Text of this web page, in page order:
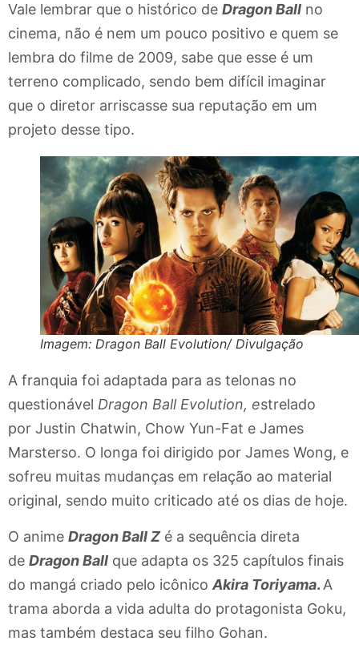
Vale lembrar que o histórico de Dragon Ball no
cinema, não é nem um pouco positivo e quem se
lembra do filme de 2009, sabe que esse é um
terreno complicado, sendo bem difícil imaginar
que o diretor arriscasse sua reputação em um
projeto desse tipo.
Imagem: Dragon Ball Evolution/ Divulgação
A franquia foi adaptada para as telonas no
questionável Dragon Ball Evolution, estrelado
por Justin Chatwin, Chow Yun-Fat e James
Marsterso. O longa foi dirigido por James Wong, e
sofreu muitas mudanças em relação ao material
original, sendo muito criticado até os dias de hoje.
O anime Dragon Ball Zé a sequência direta
de Dragon Ball que adapta os 325 capítulos finais
do mangá criado pelo icônico Akira Toriyama. A
trama aborda a vida adulta do protagonista Goku,
mas também destaca seu filho Gohan.